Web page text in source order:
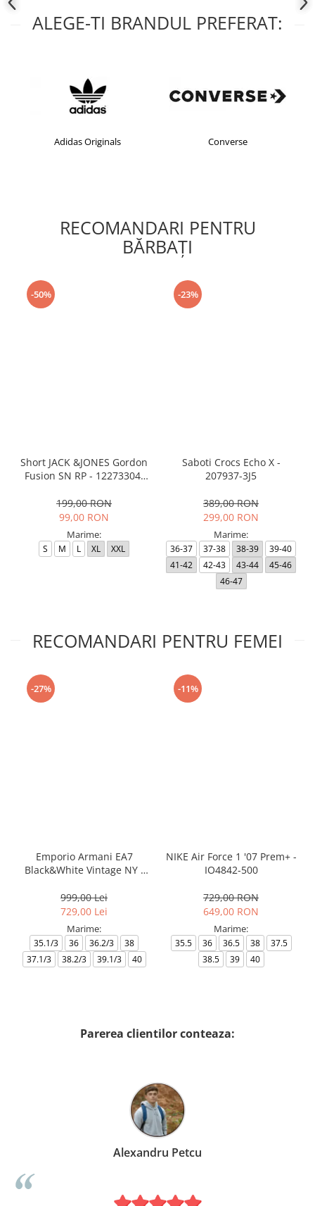
ALEGE-TI BRANDUL PREFERAT:
Adidas Originals Converse
RECOMANDARI PENTRU
BĂRBAŢI
-50%
Short JACK &JONES Gordon
Fusion SN RP - 12273304-
199,00 RON
99,00 RON
Marime:
S M L XL XXL
-23%
Saboti Crocs Echo X -
207937-3J5
389,00 RON
299,00 RON
Marime:
36-37 37-38 38-39
39-40
41-42
42-43 43-44
45-46
46-47
RECOMANDARI PENTRU FEMEI
-27%
Emporio Armani EA7
Black&White Vintage NY -
999,00 Lei
729,00 Lei
Marime:
35.1/3 36 36.2/3
38
37.1/3
38.2/3 39.1/3 40
-11%
NIKE Air Force 1 '07 Prem+ -
IO4842-500
729,00 RON
649,00 RON
Marime:
35.5 36 36.5 38
37.5
38.5
39 40
Parerea clientilor conteaza:
Alexandru Petcu